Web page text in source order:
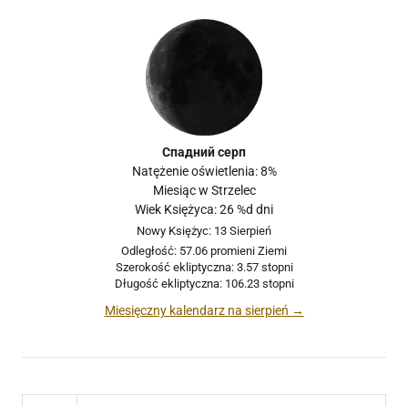
Спадний серп
Natężenie oświetlenia: 8%
Miesiąc w Strzelec
Wiek Księżyca: 26 %d dni
Nowy Księżyc: 13 Sierpień
Odległość: 57.06 promieni Ziemi
Szerokość ekliptyczna: 3.57 stopni
Długość ekliptyczna: 106.23 stopni
Miesięczny kalendarz na sierpień →